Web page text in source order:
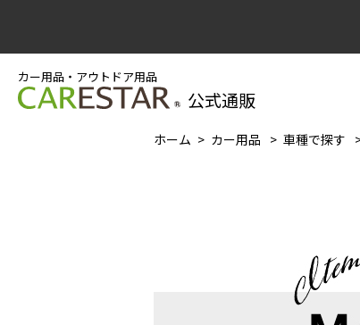
カー用品・アウトドア用品
公式通販
ホーム カー用品 車種で探す